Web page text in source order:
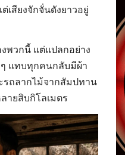
สียงจักจั่นดังยาวอยู่
งพวกนี้ แต่แปลกอย่าง
แทบทุกคนกลับมีผ้า
รถลากไม้จากสัมปทาน
ายสิบกิโลเมตร